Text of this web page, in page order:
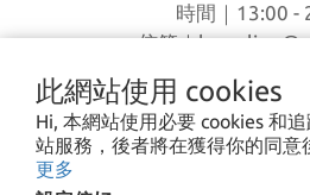
此網站使用 cookies
Hi, 本網站使用必要 cookies 和
站服務，後者將在獲得你的同意
更多
時間｜13:00 -
信箱｜
地址｜桃園市八德區和
I CA PING ©2023 愛露愛玩